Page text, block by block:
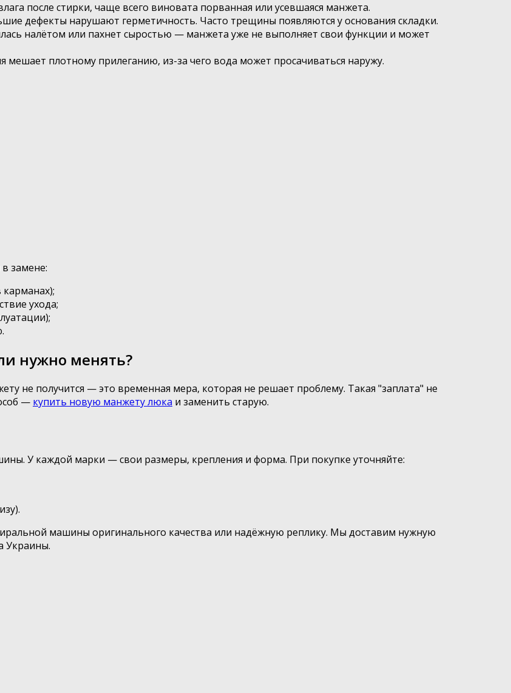
после стирки, чаще всего виновата порванная или усевшаяся манжета.
дефекты нарушают герметичность. Часто трещины появляются у основания складки.
налётом или пахнет сыростью — манжета уже не выполняет свои функции и может
плотному прилеганию, из-за чего вода может просачиваться наружу.
замене:
ухода;
нужно менять?
не получится — это временная мера, которая не решает проблему. Такая "заплата" не
— купить новую манжету люка и заменить старую.
У каждой марки — свои размеры, крепления и форма. При покупке уточняйте:
машины оригинального качества или надёжную реплику. Мы доставим нужную
Украины.